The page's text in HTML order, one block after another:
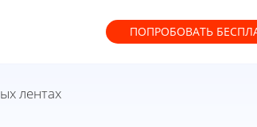
ПОПРОБОВАТЬ
лентах